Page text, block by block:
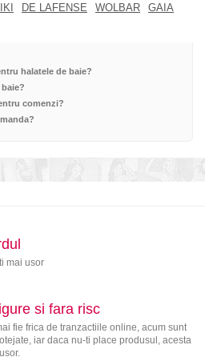
DE LAFENSE WOLBAR
GAIA
halatele de baie?
comenzi?
mai usor
si fara risc
fie frica de tranzactiile online, acum sunt
iar daca nu-ti place produsul, acesta